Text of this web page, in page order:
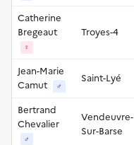
Catherine
Bregeaut
♀
Troyes-4
Jean-Marie
Camut
♂
Saint-Lyé
Bertrand
Chevalier
♂
Vendeuvre-
Sur-Barse